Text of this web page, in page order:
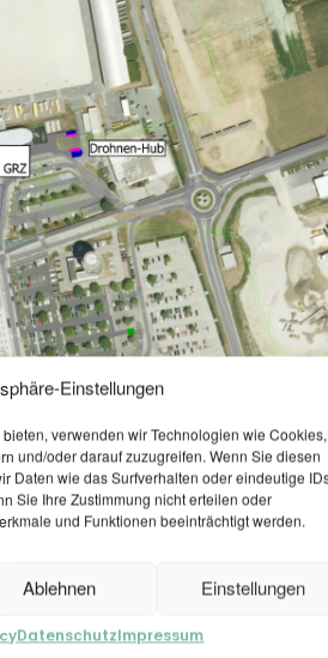
Einstellungen
verwenden wir Technologien wie Cookies,
und/oder darauf zuzugreifen. Wenn Sie diesen
Daten wie das Surfverhalten oder eindeutige
Sie Ihre Zustimmung nicht erteilen oder
und Funktionen beeinträchtigt werden.
Ablehnen Einstellungen
DatenschutzImpressum